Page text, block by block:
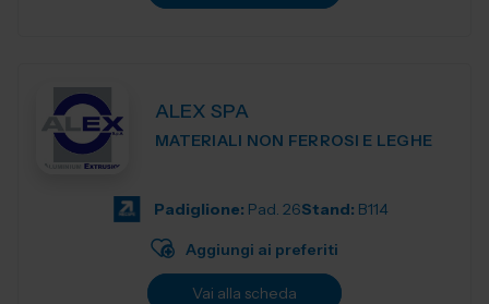
ALEX SPA
MATERIALI NON FERROSI E LEGHE
Padiglione: Pad. 26Stand: B114
Aggiungi ai preferiti
Vai alla scheda